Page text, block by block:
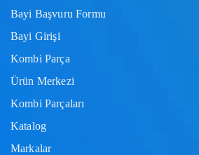
Bayi Başvuru Formu
Bayi Girişi
Kombi Parça
Ürün Merkezi
Kombi Parçaları
Katalog
Markalar